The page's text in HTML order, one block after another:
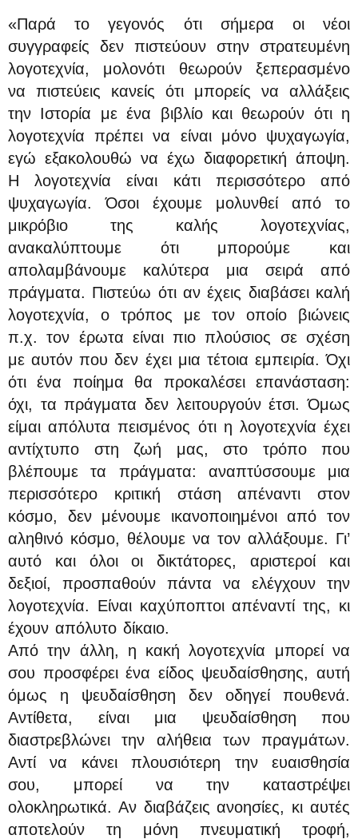
«Παρά το γεγονός ότι σήμερα οι νέοι
συγγραφείς δεν πιστεύουν στην στρατευμένη
λογοτεχνία, μολονότι θεωρούν ξεπερασμένο
να πιστεύεις κανείς ότι μπορείς να αλλάξεις
την Ιστορία με ένα βιβλίο και θεωρούν ότι η
λογοτεχνία πρέπει να είναι μόνο ψυχαγωγία,
εγώ εξακολουθώ να έχω διαφορετική άποψη.
Η λογοτεχνία είναι κάτι περισσότερο από
ψυχαγωγία. Όσοι έχουμε μολυνθεί από το
μικρόβιο της καλής λογοτεχνίας,
ανακαλύπτουμε ότι μπορούμε και
απολαμβάνουμε καλύτερα μια σειρά από
πράγματα. Πιστεύω ότι αν έχεις διαβάσει καλή
λογοτεχνία, ο τρόπος με τον οποίο βιώνεις
π.χ. τον έρωτα είναι πιο πλούσιος σε σχέση
με αυτόν που δεν έχει μια τέτοια εμπειρία. Όχι
ότι ένα ποίημα θα προκαλέσει επανάσταση:
όχι, τα πράγματα δεν λειτουργούν έτσι. Όμως
είμαι απόλυτα πεισμένος ότι η λογοτεχνία έχει
αντίχτυπο στη ζωή μας, στο τρόπο που
βλέπουμε τα πράγματα: αναπτύσσουμε μια
περισσότερο κριτική στάση απέναντι στον
κόσμο, δεν μένουμε ικανοποιημένοι από τον
αληθινό κόσμο, θέλουμε να τον αλλάξουμε. Γι’
αυτό και όλοι οι δικτάτορες, αριστεροί και
δεξιοί, προσπαθούν πάντα να ελέγχουν την
λογοτεχνία. Είναι καχύποπτοι απέναντί της, κι
έχουν απόλυτο δίκαιο.
Από την άλλη, η κακή λογοτεχνία μπορεί να
σου προσφέρει ένα είδος ψευδαίσθησης, αυτή
όμως η ψευδαίσθηση δεν οδηγεί πουθενά.
Αντίθετα, είναι μια ψευδαίσθηση που
διαστρεβλώνει την αλήθεια των πραγμάτων.
Αντί να κάνει πλουσιότερη την ευαισθησία
σου, μπορεί να την καταστρέψει
ολοκληρωτικά. Αν διαβάζεις ανοησίες, κι αυτές
αποτελούν τη μόνη πνευματική τροφή,